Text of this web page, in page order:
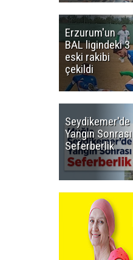
Erzurum'un
BAL ligindeki 3
eski rakibi
çekildi
Seydikemer'de
Yangın Sonrası
Seferberlik